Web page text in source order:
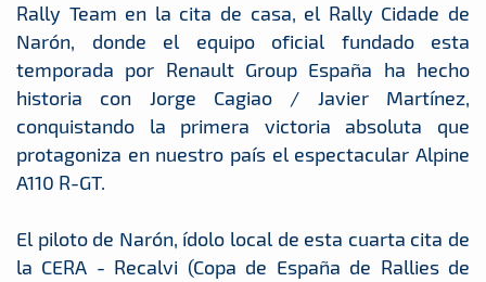
Rally Team en la cita de casa, el Rally Cidade de
Narón, donde el equipo oficial fundado esta
temporada por Renault Group España ha hecho
historia con Jorge Cagiao / Javier Martínez,
conquistando la primera victoria absoluta que
protagoniza en nuestro país el espectacular Alpine
A110 R-GT.
El piloto de Narón, ídolo local de esta cuarta cita de
la CERA - Recalvi (Copa de España de Rallies de